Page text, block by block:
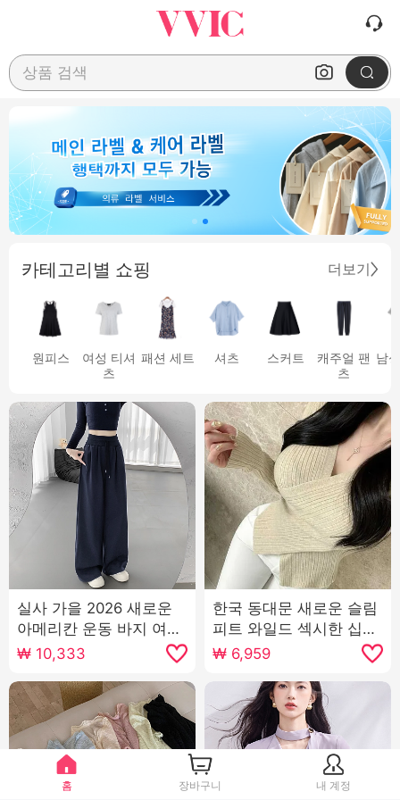
상품 검색
카테고리별 쇼핑 더보기
원피스
여성 티셔
츠
패션 세트 셔츠 스커트
캐주얼 팬
츠
남
실사 가을 2026 새로운
아메리칸 운동 바지 여성
로우 웨이스트 루즈핏 느
긋한 넓은 다리 캐주얼 웨
이 바지 와이드 레그 팬츠
어린이
₩ 10,333
한국 동대문 새로운 슬림
피트 와일드 섹시한 십자
가 V 칼라 기질 디스플레
이 몸 여성 긴 소매 니트
₩ 6,959
홈 장바구니 내 계정